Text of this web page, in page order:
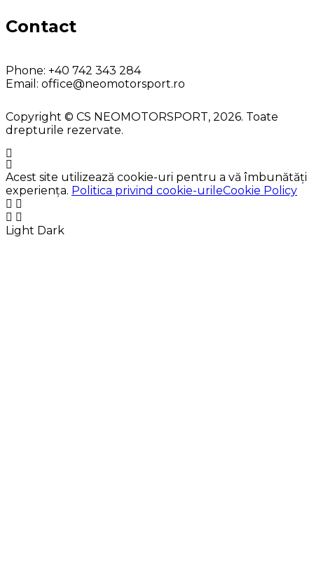
Contact
Phone: +40 742 343 284
Email: office@neomotorsport.ro
Copyright © CS NEOMOTORSPORT, 2026. Toate
drepturile rezervate.
Acest site utilizează cookie-uri pentru a vă îmbunătăți
experiența. Politica privind cookie-urileCookie Policy
Light Dark